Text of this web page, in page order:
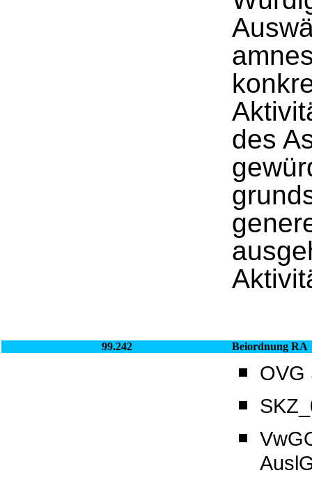
des
99.242 Beiordnung RA
OVG